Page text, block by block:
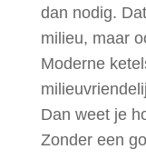
dan nodig.
milieu, maar
Moderne
Dan weet je
Zonder een